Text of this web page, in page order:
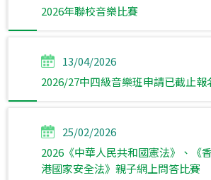
2026年聯校音樂比賽
13/04/2026
2026/27中四級音樂班申請已截止報
25/02/2026
2026《中華人民共和國憲法》、《
港國家安全法》親子網上問答比賽